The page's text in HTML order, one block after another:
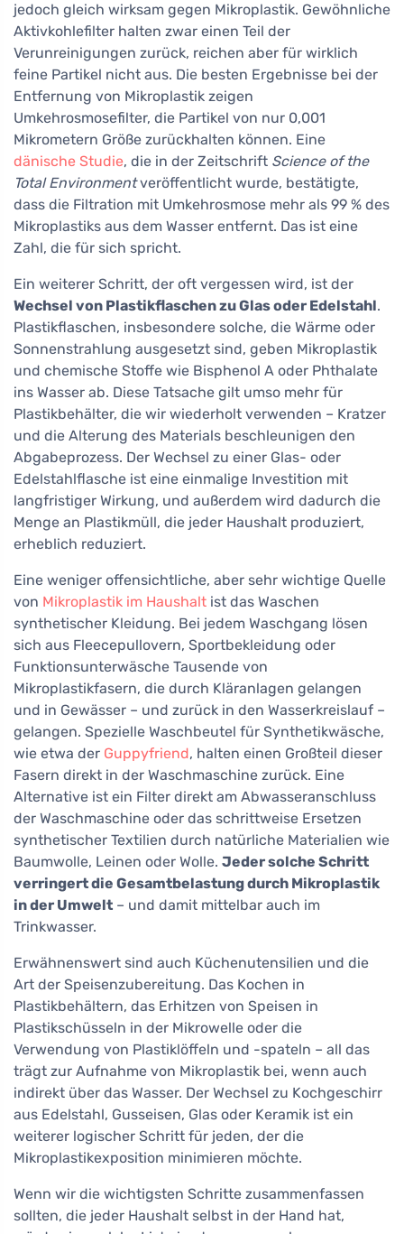
jedoch gleich wirksam gegen Mikroplastik. Gewöhnliche
Aktivkohlefilter halten zwar einen Teil der
Verunreinigungen zurück, reichen aber für wirklich
feine Partikel nicht aus. Die besten Ergebnisse bei der
Entfernung von Mikroplastik zeigen
Umkehrosmosefilter, die Partikel von nur 0,001
Mikrometern Größe zurückhalten können. Eine
dänische Studie, die in der Zeitschrift Science of the
Total Environmentveröffentlicht wurde, bestätigte,
dass die Filtration mit Umkehrosmose mehr als 99 % des
Mikroplastiks aus dem Wasser entfernt. Das ist eine
Zahl, die für sich spricht.
Ein weiterer Schritt, der oft vergessen wird, ist der
Wechsel von Plastikflaschen zu Glas oder Edelstahl.
Plastikflaschen, insbesondere solche, die Wärme oder
Sonnenstrahlung ausgesetzt sind, geben Mikroplastik
und chemische Stoffe wie Bisphenol A oder Phthalate
ins Wasser ab. Diese Tatsache gilt umso mehr für
Plastikbehälter, die wir wiederholt verwenden – Kratzer
und die Alterung des Materials beschleunigen den
Abgabeprozess. Der Wechsel zu einer Glas- oder
Edelstahlflasche ist eine einmalige Investition mit
langfristiger Wirkung, und außerdem wird dadurch die
Menge an Plastikmüll, die jeder Haushalt produziert,
erheblich reduziert.
Eine weniger offensichtliche, aber sehr wichtige Quelle
von Mikroplastik im Haushalt ist das Waschen
synthetischer Kleidung. Bei jedem Waschgang lösen
sich aus Fleecepullovern, Sportbekleidung oder
Funktionsunterwäsche Tausende von
Mikroplastikfasern, die durch Kläranlagen gelangen
und in Gewässer – und zurück in den Wasserkreislauf –
gelangen. Spezielle Waschbeutel für Synthetikwäsche,
wie etwa der Guppyfriend, halten einen Großteil dieser
Fasern direkt in der Waschmaschine zurück. Eine
Alternative ist ein Filter direkt am Abwasseranschluss
der Waschmaschine oder das schrittweise Ersetzen
synthetischer Textilien durch natürliche Materialien wie
Baumwolle, Leinen oder Wolle. Jeder solche Schritt
verringert die Gesamtbelastung durch Mikroplastik
in der Umwelt – und damit mittelbar auch im
Trinkwasser.
Erwähnenswert sind auch Küchenutensilien und die
Art der Speisenzubereitung. Das Kochen in
Plastikbehältern, das Erhitzen von Speisen in
Plastikschüsseln in der Mikrowelle oder die
Verwendung von Plastiklöffeln und -spateln – all das
trägt zur Aufnahme von Mikroplastik bei, wenn auch
indirekt über das Wasser. Der Wechsel zu Kochgeschirr
aus Edelstahl, Gusseisen, Glas oder Keramik ist ein
weiterer logischer Schritt für jeden, der die
Mikroplastikexposition minimieren möchte.
Wenn wir die wichtigsten Schritte zusammenfassen
sollten, die jeder Haushalt selbst in der Hand hat,